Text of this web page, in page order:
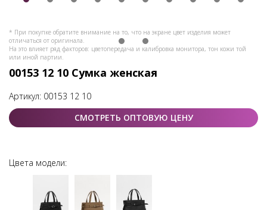
* При покупке обратите внимание на то, что на экране цвет изделия может
отличаться от оригинала.
На это влияет ряд факторов: цветопередача и калибровка монитора, тон кожи той
или иной партии.
00153 12 10 Сумка женская
Артикул: 00153 12 10
СМОТРЕТЬ ОПТОВУЮ ЦЕНУ
Цвета модели: